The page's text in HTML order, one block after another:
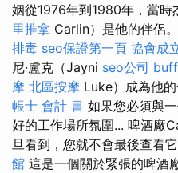
姻從1976年到1980年，當時
里推拿 Carlin）是他的伴侶。
排毒 seo保證第一頁 協會成
尼·盧克（Jayni seo公司
摩 北區按摩 Luke）成為他
帳士 會計 書 如果您必須與
好的工作場所氛圍... 啤酒廠
旦看到，您就不會最後查看它
館 這是一個關於緊張的啤酒